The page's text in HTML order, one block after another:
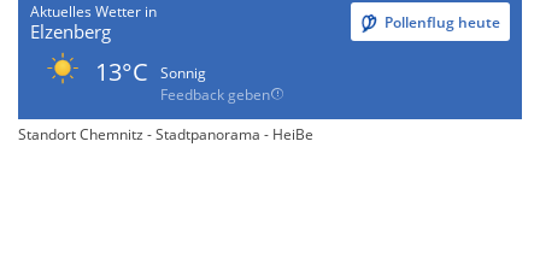
Aktuelles Wetter in
Elzenberg Pollenflug heute
13°C
Sonnig
Feedback geben
Standort Chemnitz - Stadtpanorama - HeiBe